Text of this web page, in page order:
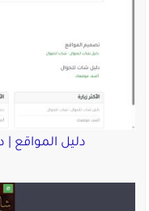
دليل المواقع